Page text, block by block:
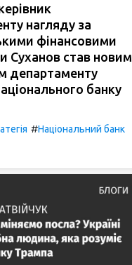
нагляду за
фінансовими
Суханов став новим
департаменту
банку
#Національний банк